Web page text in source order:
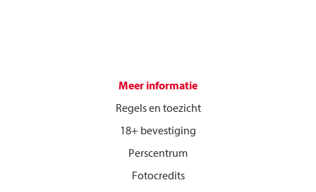
Meer informatie
Regels en toezicht
18+ bevestiging
Perscentrum
Fotocredits